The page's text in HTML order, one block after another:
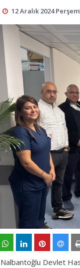
12 Aralık 2024
Devlet